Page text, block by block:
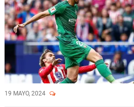
19 MAYO, 2024